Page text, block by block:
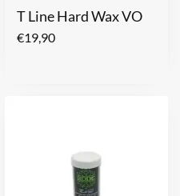
T Line Hard Wax VO
€19,90